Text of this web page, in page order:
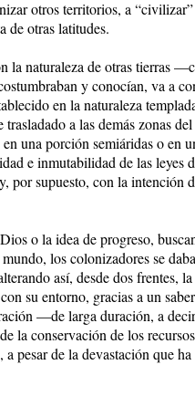
otros territorios, a
de otras latitudes.
la naturaleza de otras tierras
y conocían, va a
en la naturaleza
a las demás zonas
una porción semiáridas o en
e inmutabilidad de las leyes
por supuesto, con la intención
o la idea de progreso,
los colonizadores se
así, desde dos frentes,
su entorno, gracias a un
—de larga duración, a
la conservación de los
pesar de la devastación que